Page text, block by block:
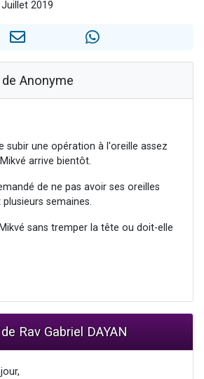
30 personnes viennent de faire un don pour Sauvez la jambe de Yohan
12 nouvelles musiques dans Torah-Box Music
29 personnes viennent de demander une bénédiction
2019
Anonyme
subir une opération à l'oreille assez
arrive bientôt.
de ne pas avoir ses oreilles
semaines.
sans tremper la tête ou doit-elle
Rav Gabriel DAYAN